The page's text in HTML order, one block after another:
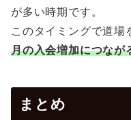
が多い時期です。
このタイミングで道場
月の入会増加につなが
まとめ